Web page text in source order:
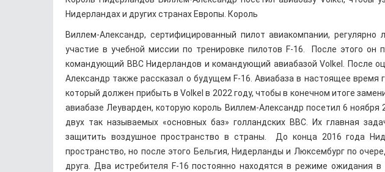
Нидерландах и других странах Европы. Король
Виллем-Александр, сертифицированный пилот авиакомпании,
участие в учебной миссии по тренировке пилотов F-16. После этого он
командующий ВВС Нидерландов и командующий авиабазой Volkel. После
Александр также рассказал о будущем F-16. Авиабаза в настоящее время
который должен прибыть в Volkel в 2022 году, чтобы в конечном итоге
авиабазе Леуварден, которую король Виллем-Александр посетил 6 ноября
двух так называемых «основных баз» голландских ВВС. Их главная
защитить воздушное пространство в страны. До конца 2016 года
пространство, но после этого Бельгия, Нидерланды и Люксембург по
друга. Два истребителя F-16 постоянно находятся в режиме ожидания в